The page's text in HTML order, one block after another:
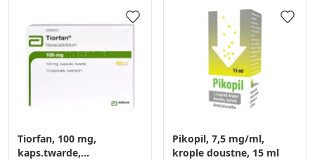
Tiorfan, 100 mg,
kaps.twarde,
Pikopil, 7,5 mg/ml,
krople doustne, 15 ml